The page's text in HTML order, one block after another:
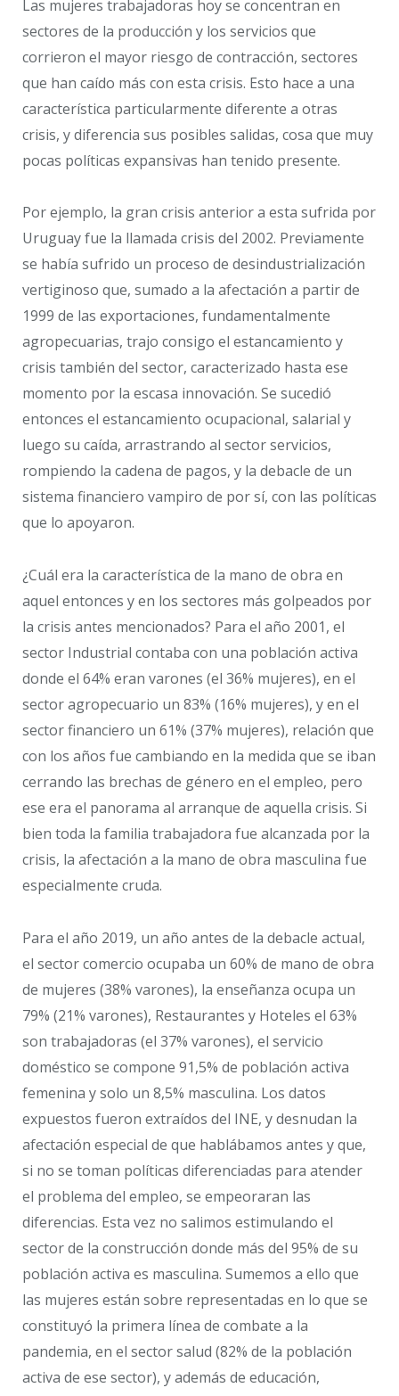
Las mujeres trabajadoras hoy se concentran en
sectores de la producción y los servicios que
corrieron el mayor riesgo de contracción, sectores
que han caído más con esta crisis. Esto hace a una
característica particularmente diferente a otras
crisis, y diferencia sus posibles salidas, cosa que muy
pocas políticas expansivas han tenido presente.
Por ejemplo, la gran crisis anterior a esta sufrida por
Uruguay fue la llamada crisis del 2002. Previamente
se había sufrido un proceso de desindustrialización
vertiginoso que, sumado a la afectación a partir de
1999 de las exportaciones, fundamentalmente
agropecuarias, trajo consigo el estancamiento y
crisis también del sector, caracterizado hasta ese
momento por la escasa innovación. Se sucedió
entonces el estancamiento ocupacional, salarial y
luego su caída, arrastrando al sector servicios,
rompiendo la cadena de pagos, y la debacle de un
sistema financiero vampiro de por sí, con las políticas
que lo apoyaron.
¿Cuál era la característica de la mano de obra en
aquel entonces y en los sectores más golpeados por
la crisis antes mencionados? Para el año 2001, el
sector Industrial contaba con una población activa
donde el 64% eran varones (el 36% mujeres), en el
sector agropecuario un 83% (16% mujeres), y en el
sector financiero un 61% (37% mujeres), relación que
con los años fue cambiando en la medida que se iban
cerrando las brechas de género en el empleo, pero
ese era el panorama al arranque de aquella crisis. Si
bien toda la familia trabajadora fue alcanzada por la
crisis, la afectación a la mano de obra masculina fue
especialmente cruda.
Para el año 2019, un año antes de la debacle actual,
el sector comercio ocupaba un 60% de mano de obra
de mujeres (38% varones), la enseñanza ocupa un
79% (21% varones), Restaurantes y Hoteles el 63%
son trabajadoras (el 37% varones), el servicio
doméstico se compone 91,5% de población activa
femenina y solo un 8,5% masculina. Los datos
expuestos fueron extraídos del INE, y desnudan la
afectación especial de que hablábamos antes y que,
si no se toman políticas diferenciadas para atender
el problema del empleo, se empeoraran las
diferencias. Esta vez no salimos estimulando el
sector de la construcción donde más del 95% de su
población activa es masculina. Sumemos a ello que
las mujeres están sobre representadas en lo que se
constituyó la primera línea de combate a la
pandemia, en el sector salud (82% de la población
activa de ese sector), y además de educación,